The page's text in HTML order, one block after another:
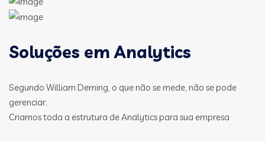
Soluções em Analytics
Segundo William Deming, o que não se mede, não se pode
gerenciar.
Criamos toda a estrutura de Analytics para sua empresa